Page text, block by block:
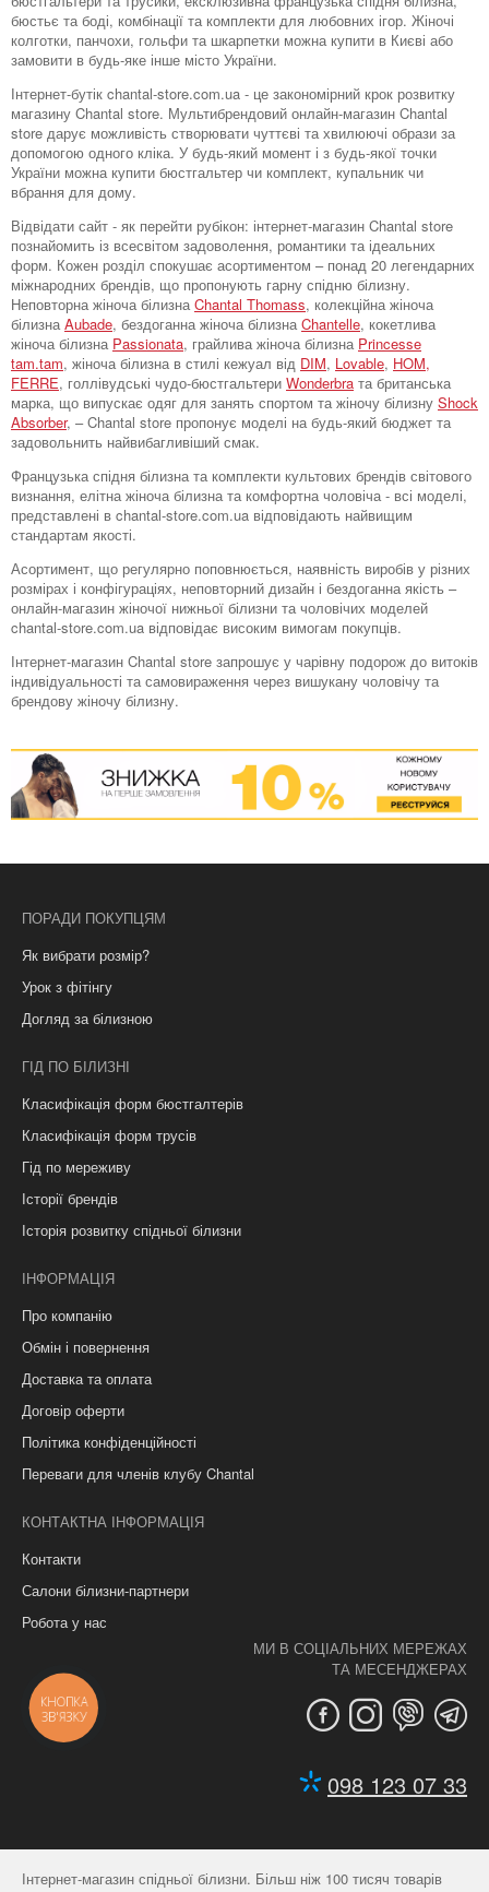
бюстьє та боді, комбінації та комплекти для любовних ігор. Жіночі
колготки, панчохи, гольфи та шкарпетки можна купити в Києві або
замовити в будь-яке інше місто України.
Інтернет-бутік chantal-store.com.ua - це закономірний крок розвитку
магазину Chantal store. Мультибрендовий онлайн-магазин Chantal
store дарує можливість створювати чуттєві та хвилюючі образи за
допомогою одного кліка. У будь-який момент і з будь-якої точки
України можна купити бюстгальтер чи комплект, купальник чи
вбрання для дому.
Відвідати сайт - як перейти рубікон: інтернет-магазин Chantal store
познайомить із всесвітом задоволення, романтики та ідеальних
форм. Кожен розділ спокушає асортиментом – понад 20 легендарних
міжнародних брендів, що пропонують гарну спідню білизну.
Неповторна жіноча білизна Chantal Thomass, колекційна жіноча
білизна Aubade, бездоганна жіноча білизна Chantelle, кокетлива
жіноча білизна Passionata, грайлива жіноча білизна Princesse
tam.tam, жіноча білизна в стилі кежуал від DIM, Lovable, HOM,
FERRE, голлівудські чудо-бюстгальтери Wonderbra та британська
марка, що випускає одяг для занять спортом та жіночу білизну Shock
Absorber, – Chantal store пропонує моделі на будь-який бюджет та
задовольнить найвибагливіший смак.
Французька спідня білизна та комплекти культових брендів світового
визнання, елітна жіноча білизна та комфортна чоловіча - всі моделі,
представлені в chantal-store.com.ua відповідають найвищим
стандартам якості.
Асортимент, що регулярно поповнюється, наявність виробів у різних
розмірах і конфігураціях, неповторний дизайн і бездоганна якість –
онлайн-магазин жіночої нижньої білизни та чоловічих моделей
chantal-store.com.ua відповідає високим вимогам покупців.
Інтернет-магазин Chantal store запрошує у чарівну подорож до витоків
індивідуальності та самовираження через вишукану чоловічу та
брендову жіночу білизну.
ПОРАДИ ПОКУПЦЯМ
Як вибрати розмір?
Урок з фітінгу
Догляд за білизною
ГІД ПО БІЛИЗНІ
Класифікація форм бюстгалтерів
Класифікація форм трусів
Гід по мереживу
Історії брендів
Історія розвитку спідньої білизни
ІНФОРМАЦІЯ
Про компанію
Обмін і повернення
Доставка та оплата
Договір оферти
Політика конфіденційності
Переваги для членів клубу Chantal
КОНТАКТНА ІНФОРМАЦІЯ
Контакти
Салони білизни-партнери
Робота у нас
МИ В СОЦІАЛЬНИХ МЕРЕЖАХ
ТА МЕСЕНДЖЕРАХ
098 123 07 33
Інтернет-магазин спідньої білизни. Більш ніж 100 тисяч товарів
КНОПКА
ЗВ'ЯЗКУ